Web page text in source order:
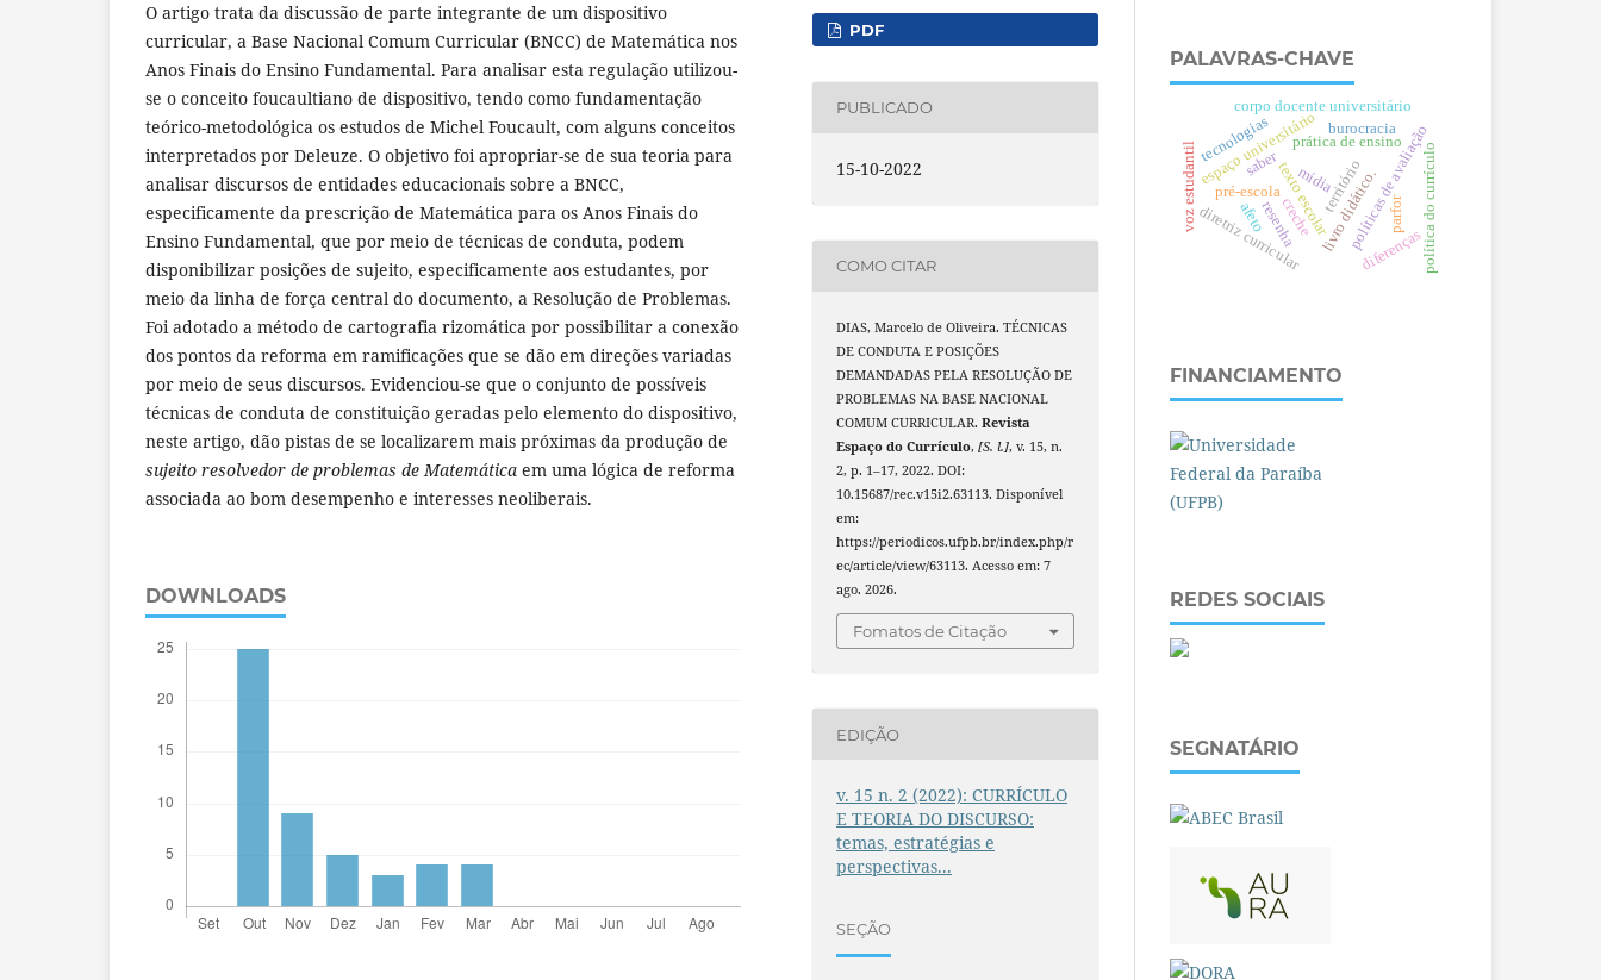
O artigo trata da discussão de parte integrante de um dispositivo
curricular, a Base Nacional Comum Curricular (BNCC) de Matemática nos
Anos Finais do Ensino Fundamental. Para analisar esta regulação utilizou-
se o conceito foucaultiano de dispositivo, tendo como fundamentação
teórico-metodológica os estudos de Michel Foucault, com alguns conceitos
interpretados por Deleuze. O objetivo foi apropriar-se de sua teoria para
analisar discursos de entidades educacionais sobre a BNCC,
especificamente da prescrição de Matemática para os Anos Finais do
Ensino Fundamental, que por meio de técnicas de conduta, podem
disponibilizar posições de sujeito, especificamente aos estudantes, por
meio da linha de força central do documento, a Resolução de Problemas.
Foi adotado a método de cartografia rizomática por possibilitar a conexão
dos pontos da reforma em ramificações que se dão em direções variadas
por meio de seus discursos. Evidenciou-se que o conjunto de possíveis
técnicas de conduta de constituição geradas pelo elemento do dispositivo,
neste artigo, dão pistas de se localizarem mais próximas da produção de
sujeito resolvedor de problemas de Matemática em uma lógica de reforma
associada ao bom desempenho e interesses neoliberais.
DOWNLOADS
PDF
PUBLICADO
15-10-2022
COMO CITAR
DIAS, Marcelo de Oliveira. TÉCNICAS
DE CONDUTA E POSIÇÕES
DEMANDADAS PELA RESOLUÇÃO DE
PROBLEMAS NA BASE NACIONAL
COMUM CURRICULAR.Revista
Espaço do Currículo,[S. l.], v. 15, n.
2, p. 1–17, 2022. DOI:
10.15687/rec.v15i2.63113. Disponível
em:
https://periodicos.ufpb.br/index.php/r
ec/article/view/63113. Acesso em: 7
ago. 2026.
Fomatos de Citação
EDIÇÃO
v. 15 n. 2 (2022): CURRÍCULO
E TEORIA DO DISCURSO:
temas, estratégias e
perspectivas...
SEÇÃO
PALAVRAS-CHAVE
resenha
território
diretriz curricular
prática de ensino
texto escolarpolíticas de avaliação
espaço universitário
saber
corpo docente universitário
mídialivro didático. parfor
voz estudantil pré-escola
creche política do currículo
tecnologias
diferenças
afeto
burocracia
FINANCIAMENTO
REDES SOCIAIS
SEGNATÁRIO